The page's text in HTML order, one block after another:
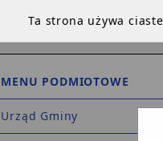
MENU PODMIOTOWE
Urząd Gminy
Ta strona używa